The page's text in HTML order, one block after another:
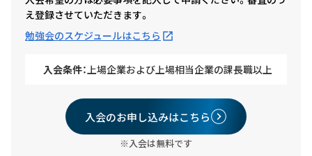
え登録させていただきます。
勉強会のスケジュールはこちら
入会条件：上場企業および上場相当企業の課長職以上
入会のお申し込みはこちら
※入会は無料です